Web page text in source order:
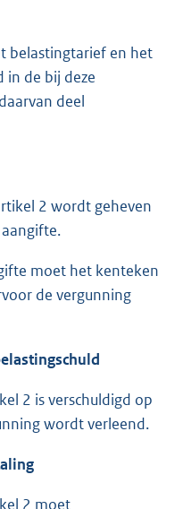
belastingtarief en het
in de bij deze
deel
2 wordt geheven
moet het kenteken
de vergunning
2 is verschuldigd op
wordt verleend.
2 moet